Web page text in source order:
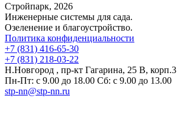
Стройпарк, 2026
Инженерные системы для сада.
Озеленение и благоустройство.
Политика конфиденциальности
+7 (831) 416-65-30
+7 (831) 218-03-22
Н.Новгород , пр-кт Гагарина, 25 В, корп.3
Пн-Пт: с 9.00 до 18.00 Сб: с 9.00 до 13.00
stp-nn@stp-nn.ru